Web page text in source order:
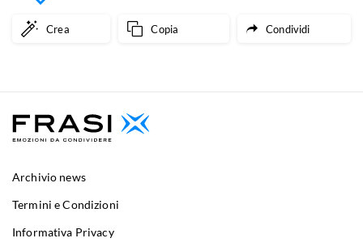
Crea Copia Condividi
Archivio news
Termini e Condizioni
Informativa Privacy